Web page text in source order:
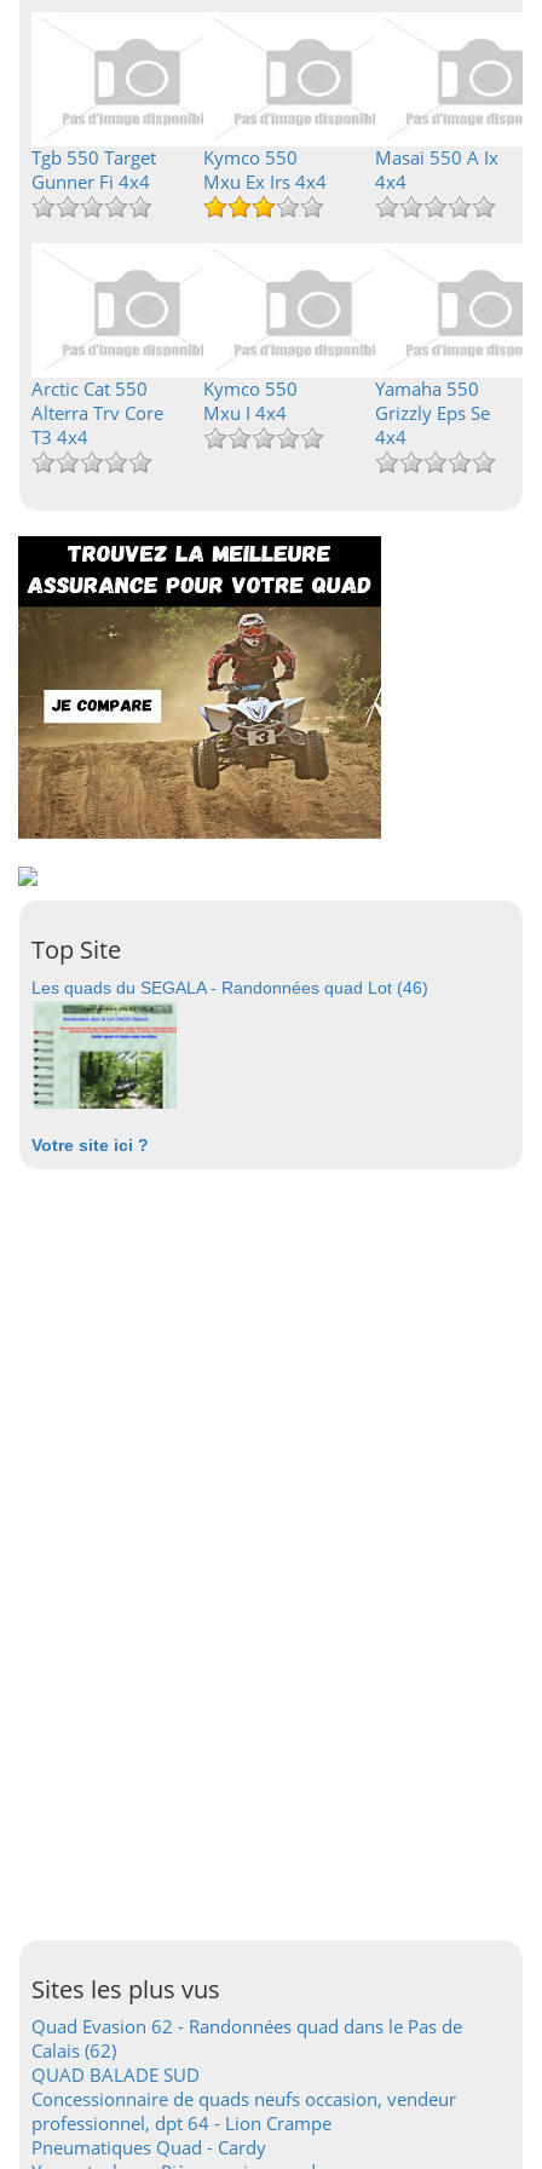
Tgb 550 Target
Gunner Fi 4x4
Kymco 550
Mxu Ex Irs 4x4
Masai 550 A Ix
4x4
Arctic Cat 550
Alterra Trv Core
T3 4x4
Kymco 550
Mxu I 4x4
Yamaha 550
Grizzly Eps Se
4x4
Top Site
Les quads du SEGALA - Randonnées quad Lot (46)
Votre site ici ?
Sites les plus vus
Quad Evasion 62 - Randonnées quad dans le Pas de
Calais (62)
QUAD BALADE SUD
Concessionnaire de quads neufs occasion, vendeur
professionnel, dpt 64 - Lion Crampe
Pneumatiques Quad - Cardy